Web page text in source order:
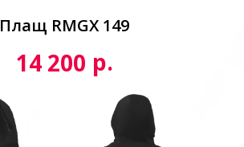
Плащ RMGX 149
14 200 р.